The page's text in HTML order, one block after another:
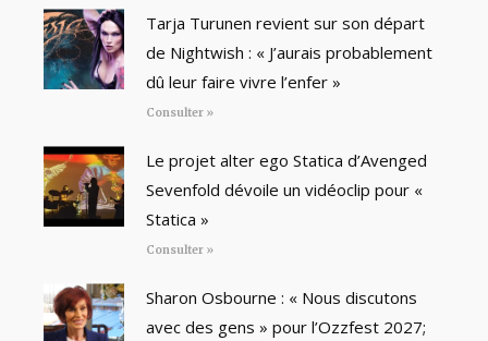
Tarja Turunen revient sur son départ
de Nightwish : « J’aurais probablement
dû leur faire vivre l’enfer »
Consulter »
Le projet alter ego Statica d’Avenged
Sevenfold dévoile un vidéoclip pour «
Statica »
Consulter »
Sharon Osbourne : « Nous discutons
avec des gens » pour l’Ozzfest 2027;